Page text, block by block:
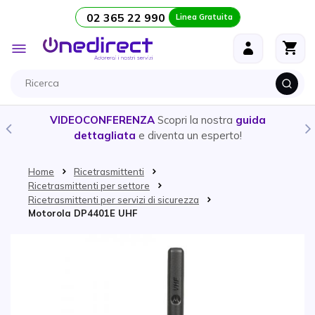
Salta al contenuto 02 365 22 990 Linea Gratuita
Toggle
Nav
VIDEOCONFERENZA Scopri la nostra guida
dettagliata e diventa un esperto!
Home
Ricetrasmittenti
Ricetrasmittenti per settore
Ricetrasmittenti per servizi di sicurezza
Motorola DP4401E UHF